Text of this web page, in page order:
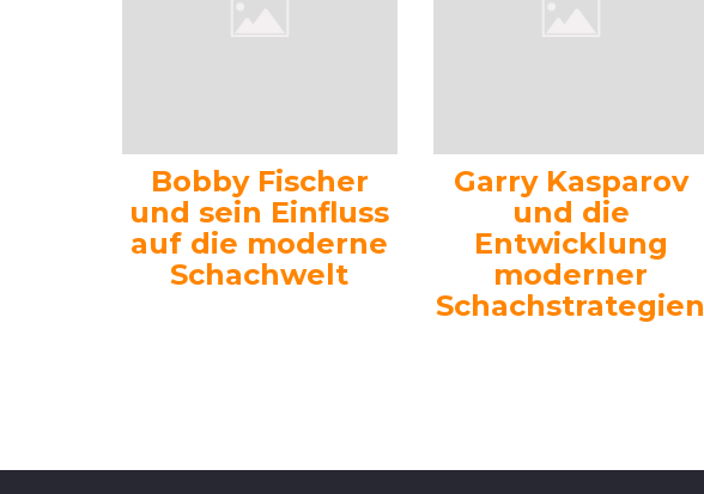
Bobby Fischer
und sein Einfluss
auf die moderne
Schachwelt
Garry Kasparov
und die
Entwicklung
moderner
Schachstrategien